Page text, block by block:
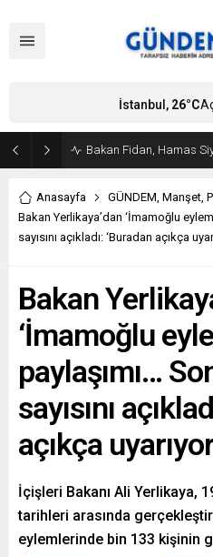
Bakan Fidan, Hamas
İstanbul, 26°C
Anasayfa GÜNDEM, Manşet,
Bakan Yerlikaya’dan ‘İmamoğlu
sayısını açıkladı: ‘Buradan açıkça
Bakan
‘İmamoğlu
paylaşımı…
sayısını
açıkça
İçişleri Bakanı Ali Yerlikaya,
tarihleri arasında
eylemlerinde bin 133 kişinin